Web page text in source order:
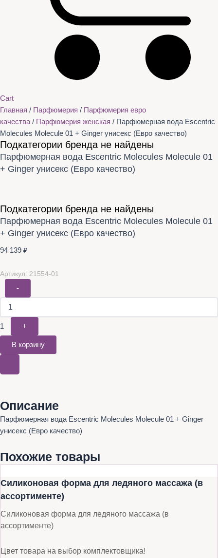
Cart
Главная / Парфюмерия / Парфюмерия евро
качества / Парфюмерия женская / Парфюмерная вода Escentric
Molecules Molecule 01 + Ginger унисекс (Евро качество)
Подкатегории бренда не найдены
Парфюмерная вода Escentric Molecules Molecule 01
+ Ginger унисекс (Евро качество)
Подкатегории бренда не найдены
Парфюмерная вода Escentric Molecules Molecule 01
+ Ginger унисекс (Евро качество)
94 139 ₽
Артикул: 21554-01
-
1 +
В корзину
Описание
Парфюмерная вода Escentric Molecules Molecule 01 + Ginger
унисекс (Евро качество)
Похожие товары
Силиконовая форма для ледяного массажа (в
ассортименте)
Силиконовая форма для ледяного массажа (в
ассортименте)
Цвет товара на выбор комплектовщика!